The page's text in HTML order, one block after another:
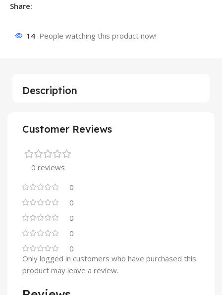
Share:
14 People watching this product now!
Description
Customer Reviews
0 reviews
0
0
0
0
0
Only logged in customers who have purchased this
product may leave a review.